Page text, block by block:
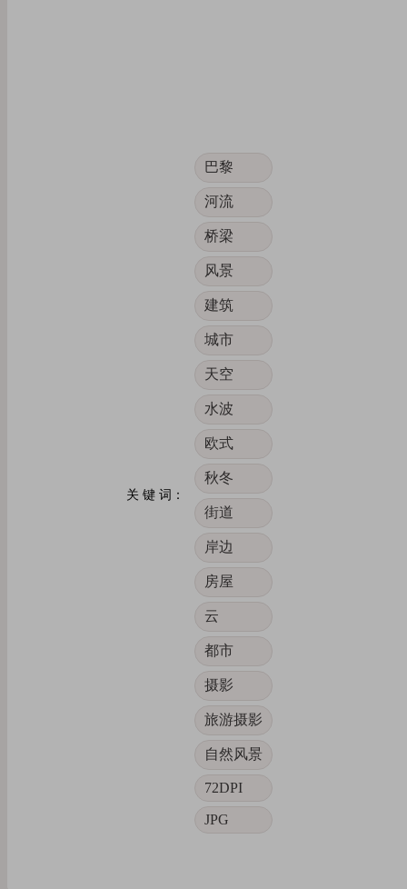
关 键 词：
巴黎
河流
桥梁
风景
建筑
城市
天空
水波
欧式
秋冬
街道
岸边
房屋
云
都市
摄影
旅游摄影
自然风景
72DPI
JPG